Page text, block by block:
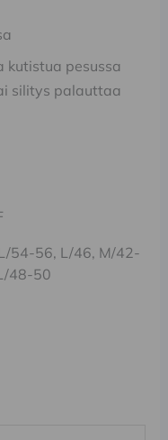
kutistua pesussa
silitys palauttaa
54-56, L/46, M/42-
48-50